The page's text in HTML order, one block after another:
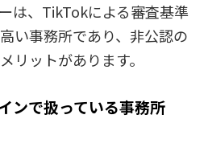
は、TikTokによる審査基準
い事務所であり、非公認の
リットがあります。
ンで扱っている事務所